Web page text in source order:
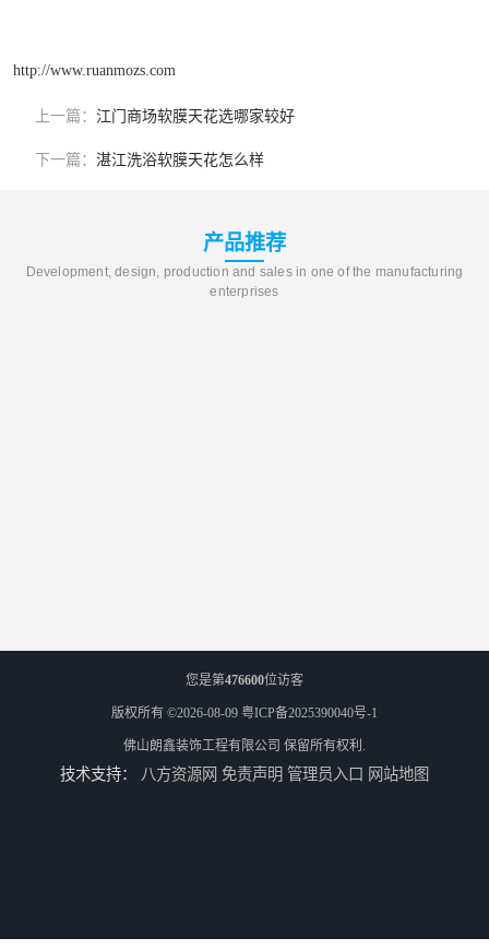
http://www.ruanmozs.com
上一篇： 江门商场软膜天花选哪家较好
下一篇： 湛江洗浴软膜天花怎么样
产品推荐
Development, design, production and sales in one of the manufacturing
enterprises
您是第476600位访客
版权所有 ©2026-08-09 粤ICP备2025390040号-1
佛山朗鑫装饰工程有限公司 保留所有权利.
技术支持： 八方资源网 免责声明 管理员入口 网站地图